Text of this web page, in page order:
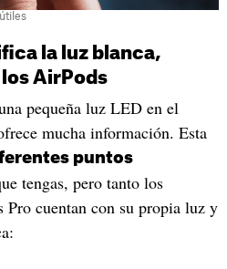
la luz blanca,
AirPods
pequeña luz LED en el
mucha información. Esta
puntos
tengas, pero tanto los
cuentan con su propia luz y